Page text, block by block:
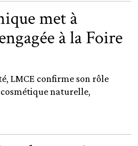
met à
à la Foire
LMCE confirme son rôle
naturelle,